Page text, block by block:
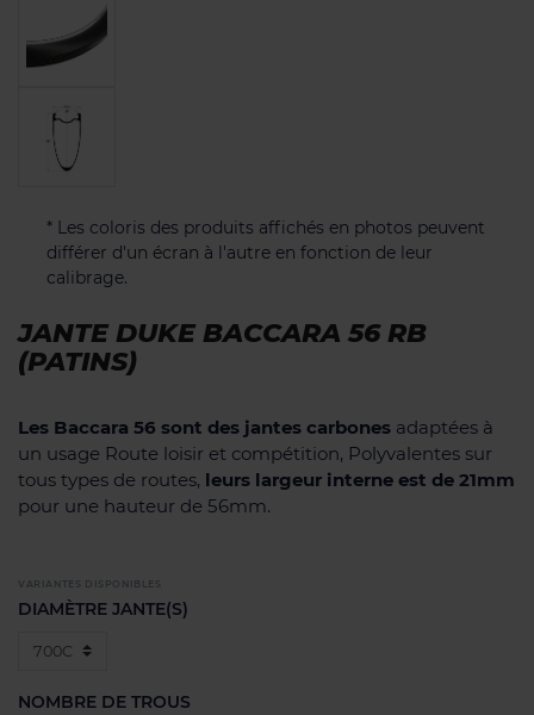
* Les coloris des produits affichés en photos peuvent
différer d'un écran à l'autre en fonction de leur
calibrage.
JANTE DUKE BACCARA 56 RB
(PATINS)
Les Baccara 56 sont des jantes carbones adaptées à
un usage Route loisir et compétition, Polyvalentes sur
tous types de routes, leurs largeur interne est de 21mm
pour une hauteur de 56mm.
VARIANTES DISPONIBLES
DIAMÈTRE JANTE(S)
NOMBRE DE TROUS